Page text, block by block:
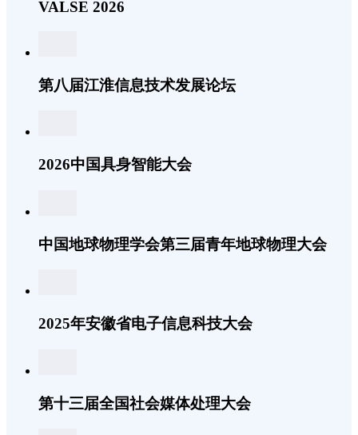
VALSE 2026
第八届江淮信息技术发展论坛
2026中国具身智能大会
中国地球物理学会第三届青年地球物理大会
2025年安徽省电子信息科技大会
第十三届全国社会媒体处理大会